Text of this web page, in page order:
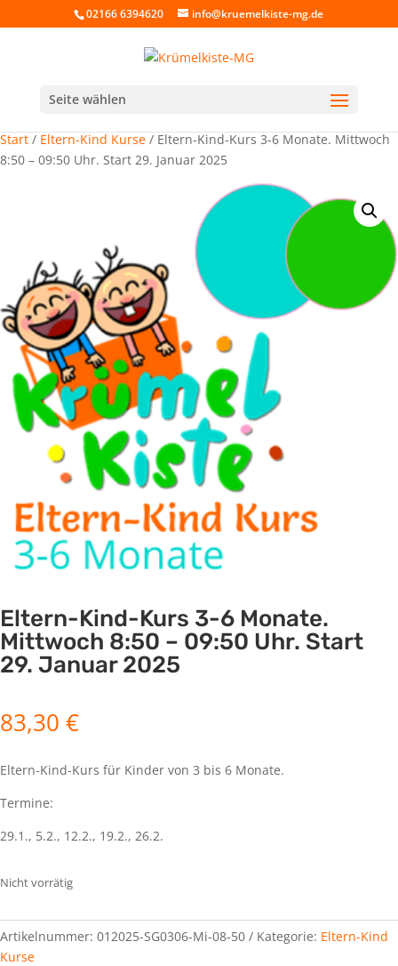
02166 6394620 info@kruemelkiste-mg.de
Seite wählen
Start / Eltern-Kind Kurse / Eltern-Kind-Kurs 3-6 Monate. Mittwoch
8:50 – 09:50 Uhr. Start 29. Januar 2025
Eltern-Kind-Kurs 3-6 Monate.
Mittwoch 8:50 – 09:50 Uhr. Start
29. Januar 2025
83,30 €
Eltern-Kind-Kurs für Kinder von 3 bis 6 Monate.
Termine:
29.1., 5.2., 12.2., 19.2., 26.2.
Nicht vorrätig
Artikelnummer: 012025-SG0306-Mi-08-50 Kategorie: Eltern-Kind
Kurse